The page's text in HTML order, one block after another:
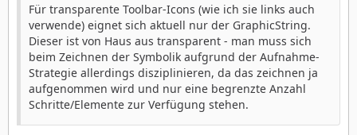
Für transparente Toolbar-Icons (wie ich sie links auch
verwende) eignet sich aktuell nur der GraphicString.
Dieser ist von Haus aus transparent - man muss sich
beim Zeichnen der Symbolik aufgrund der Aufnahme-
Strategie allerdings disziplinieren, da das zeichnen ja
aufgenommen wird und nur eine begrenzte Anzahl
Schritte/Elemente zur Verfügung stehen.